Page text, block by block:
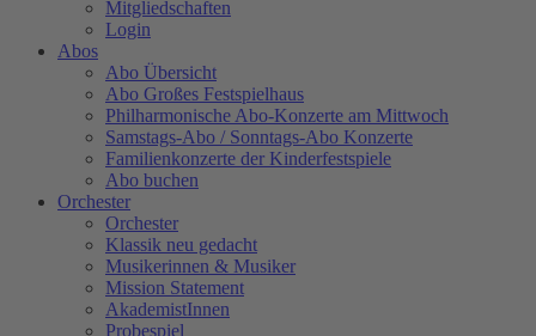
Mitgliedschaften
Login
Abos
Abo Übersicht
Abo Großes Festspielhaus
Philharmonische Abo-Konzerte am Mittwoch
Samstags-Abo / Sonntags-Abo Konzerte
Familienkonzerte der Kinderfestspiele
Abo buchen
Orchester
Orchester
Klassik neu gedacht
Musikerinnen & Musiker
Mission Statement
AkademistInnen
Probespiel